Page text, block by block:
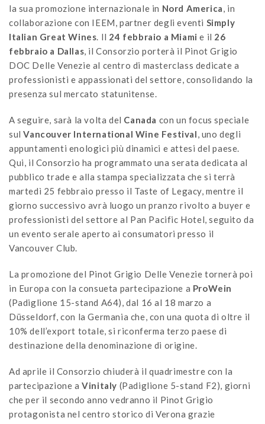
la sua promozione internazionale in Nord America, in
collaborazione con IEEM, partner degli eventi Simply
Italian Great Wines. Il 24 febbraio a Miami e il 26
febbraio a Dallas, il Consorzio porterà il Pinot Grigio
DOC Delle Venezie al centro di masterclass dedicate a
professionisti e appassionati del settore, consolidando la
presenza sul mercato statunitense.
A seguire, sarà la volta del Canada con un focus speciale
sulVancouver International Wine Festival, uno degli
appuntamenti enologici più dinamici e attesi del paese.
Qui, il Consorzio ha programmato una serata dedicata al
pubblico trade e alla stampa specializzata che si terrà
martedì 25 febbraio presso il Taste of Legacy, mentre il
giorno successivo avrà luogo un pranzo rivolto a buyer e
professionisti del settore al Pan Pacific Hotel, seguito da
un evento serale aperto ai consumatori presso il
Vancouver Club.
La promozione del Pinot Grigio Delle Venezie tornerà poi
in Europa con la consueta partecipazione a ProWein
(Padiglione 15-stand A64), dal 16 al 18 marzo a
Düsseldorf, con la Germania che, con una quota di oltre il
10% dell’export totale, si riconferma terzo paese di
destinazione della denominazione di origine.
Ad aprile il Consorzio chiuderà il quadrimestre con la
partecipazione aVinitaly (Padiglione 5-stand F2), giorni
che per il secondo anno vedranno il Pinot Grigio
protagonista nel centro storico di Verona grazie